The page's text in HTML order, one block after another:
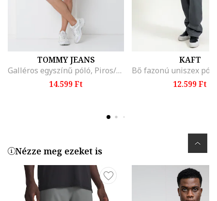
TOMMY JEANS
Galléros egyszínű póló, Piros/Törtfehér/Tengerészkék
14.599 Ft
KAFT
12.599 Ft
Nézze meg ezeket is